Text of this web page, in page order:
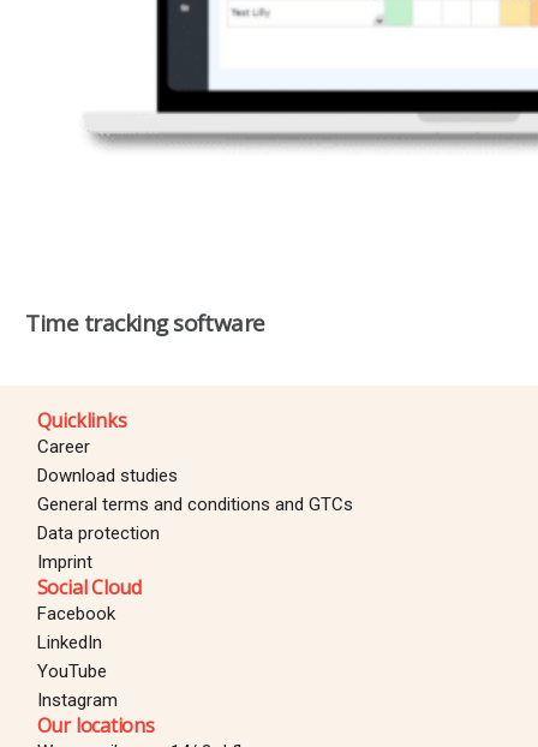
Time tracking software
Quicklinks
Career
Download studies
General terms and conditions and GTCs
Data protection
Imprint
Social Cloud
Facebook
LinkedIn
YouTube
Instagram
Our locations